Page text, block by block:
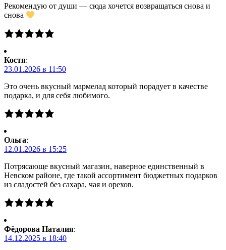
Рекомендую от души — сюда хочется возвращаться снова и
снова
Костя:
23.01.2026 в 11:50
Это очень вкусный мармелад который порадует в качестве
подарка, и для себя любимого.
Ольга:
12.01.2026 в 15:25
Потрясающе вкусный магазин, наверное единственный в
Невском районе, где такой ассортимент бюджетных подарков
из сладостей без сахара, чая и орехов.
Фёдорова Наталия:
14.12.2025 в 18:40